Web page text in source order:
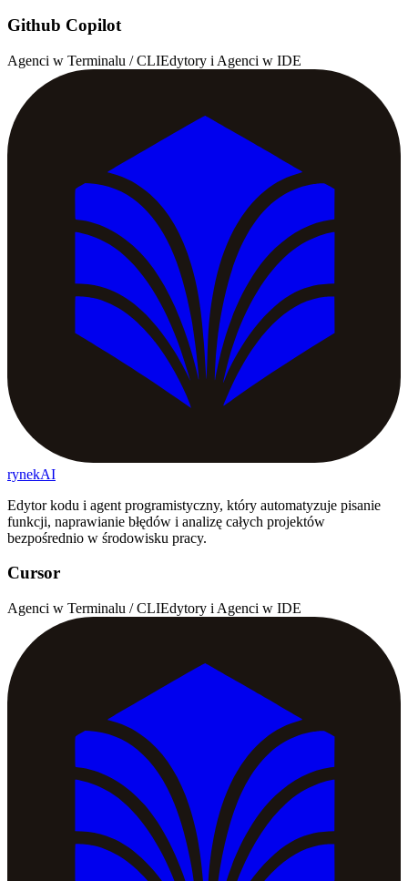
Github Copilot
Agenci w Terminalu / CLIEdytory i Agenci w IDE
rynekAI
Edytor kodu i agent programistyczny, który automatyzuje pisanie
funkcji, naprawianie błędów i analizę całych projektów
bezpośrednio w środowisku pracy.
Cursor
Agenci w Terminalu / CLIEdytory i Agenci w IDE